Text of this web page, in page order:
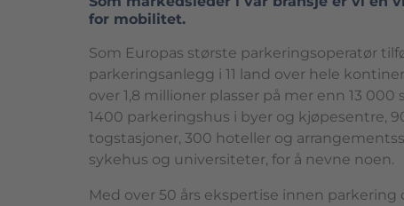
for mobilitet.
Som Europas største parkeringsoperatør
parkeringsanlegg i 11 land over hele
over 1,8 millioner plasser på mer enn 13 000
1400 parkeringshus i byer og kjøpesentre,
togstasjoner, 300 hoteller og
sykehus og universiteter, for å nevne noen.
Med over 50 års ekspertise innen